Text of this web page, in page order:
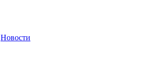
Новости